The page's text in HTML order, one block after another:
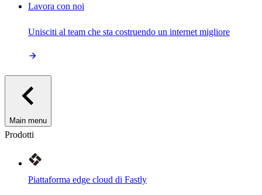
Lavora con noi
Unisciti al team che sta costruendo un internet migliore
Main menu
Prodotti
Piattaforma edge cloud di Fastly